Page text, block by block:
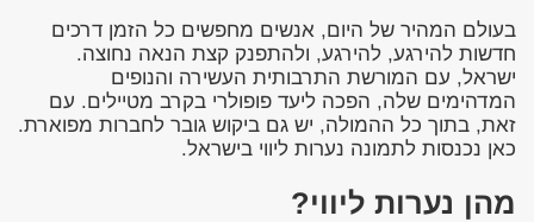
בעולם המהיר של היום, אנשים מחפשים כל הזמן דרכים
חדשות להירגע, להירגע, ולהתפנק קצת הנאה נחוצה.
ישראל, עם המורשת התרבותית העשירה והנופים
המדהימים שלה, הפכה ליעד פופולרי בקרב מטיילים. עם
זאת, בתוך כל ההמולה, יש גם ביקוש גובר לחברות מפוארת.
כאן נכנסות לתמונה נערות ליווי בישראל.
מהן נערות ליווי?